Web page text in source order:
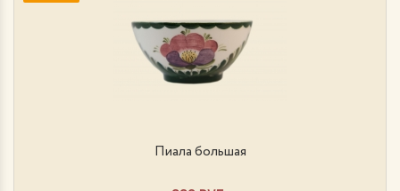
Пиала большая